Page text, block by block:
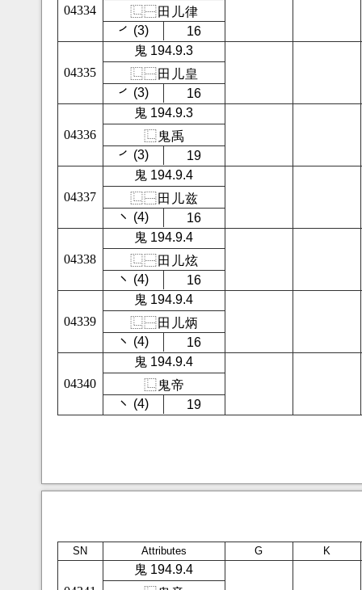
04334
⿺⿱田 儿律
㇒ (3)
16
04335
鬼 194.9.3
⿺⿱田 儿皇
㇒ (3)
16
04336
鬼 194.9.3
⿺鬼禹
㇒ (3)
19
04337
鬼 194.9.4
⿺⿱田 儿兹
㇔ (4)
16
04338
鬼 194.9.4
⿺⿱田 儿炫
㇔ (4)
16
04339
鬼 194.9.4
⿺⿱田 儿炳
㇔ (4)
16
04340
鬼 194.9.4
⿺鬼帝
㇔ (4)
19
SN Attributes G K
鬼 194.9.4